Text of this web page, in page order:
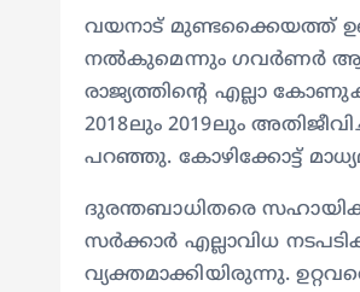
വയനാട് മുണ്ടക്കൈയത്ത്
നൽകുമെന്നും ​ഗവർണർ
രാജ്യത്തിൻ്റെ എല്ലാ
2018ലും 2019ലും
പറഞ്ഞു. കോഴിക്കോട്ട്
ദുരന്തബാധിതരെ
സർക്കാർ എല്ലാവിധ
വ്യക്തമാക്കിയിരുന്നു.